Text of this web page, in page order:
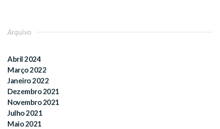
Arquivo
Abril 2024
Março 2022
Janeiro 2022
Dezembro 2021
Novembro 2021
Julho 2021
Maio 2021